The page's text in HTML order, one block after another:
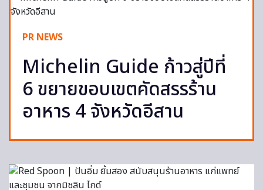
PR NEWS
Michelin Guide ก้าวสู่ปีที่
6 ขยายขอบเขตคัดสรรร้าน
อาหาร 4 จังหวัดอีสาน